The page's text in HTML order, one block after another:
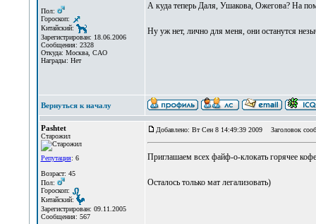
Пол:
Гороскоп:
Китайский:
Зарегистрирован: 18.06.2006
Сообщения: 2328
Откуда: Москва, САО
Награды: Нет
А куда теперь Даля, Ушакова, Ожегова? На
Ну уж нет, лично для меня, они останутся
Вернуться к началу
Pashtet
Старожил
Репутация: 6
Возраст: 45
Пол:
Гороскоп:
Китайский:
Зарегистрирован: 09.11.2005
Сообщения: 567
Добавлено: Вт Сен 8 14:49:39 2009 Заголовок
Приглашаем всех файф-о-клокать горячее
Осталось только мат легализовать)